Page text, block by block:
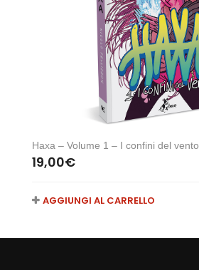
Haxa – Volume 1 – I confini del vento
19,00€
AGGIUNGI AL CARRELLO